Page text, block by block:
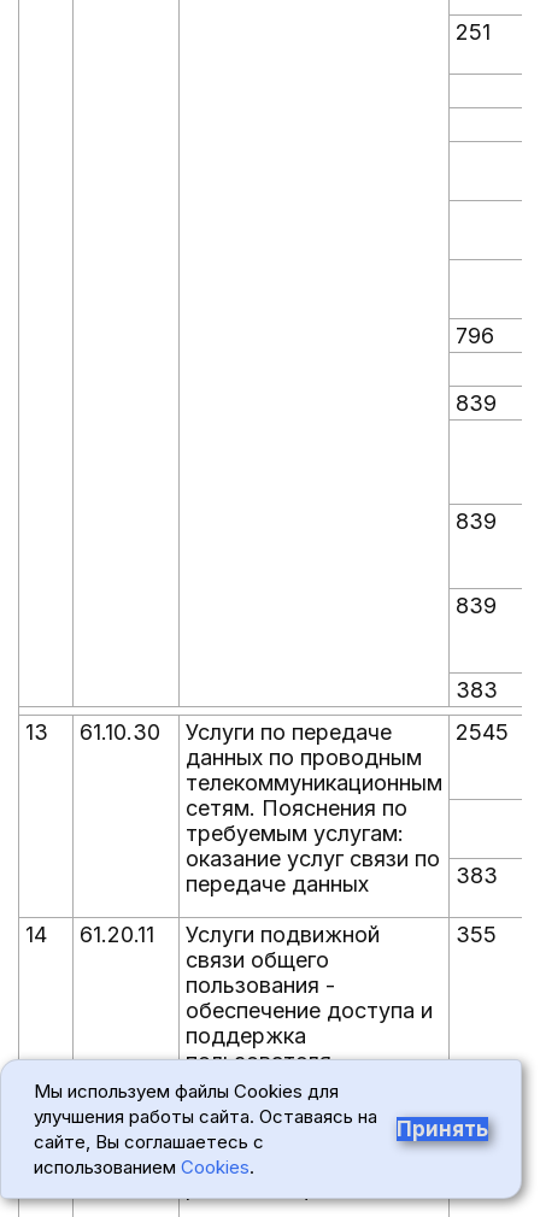
251
796
839
839
839
383
13
61.10.30
Услуги по передаче
данных по проводным
телекоммуникационным
сетям. Пояснения по
требуемым услугам:
оказание услуг связи по
передаче данных
2545
383
14 61.20.11
Услуги подвижной
связи общего
пользования -
обеспечение доступа и
поддержка
пользователя.
Пояснения по
требуемым услугам:
оказание услуг/месяц
подвижной
355
Мы используем файлы Cookies для
улучшения работы сайта. Оставаясь на
сайте, Вы соглашаетесь с
использованием Cookies.
Принять